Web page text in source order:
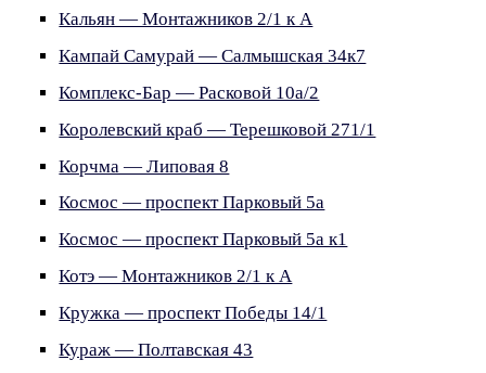
Кальян — Монтажников 2/1 к А
Кампай Самурай — Салмышская 34к7
Комплекс-Бар — Расковой 10а/2
Королевский краб — Терешковой 271/1
Корчма — Липовая 8
Космос — проспект Парковый 5а
Космос — проспект Парковый 5а к1
Котэ — Монтажников 2/1 к А
Кружка — проспект Победы 14/1
Кураж — Полтавская 43